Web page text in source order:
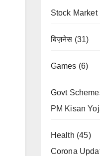
Stock Market
बिज़नेस (31)
Games (6)
Govt
PM Kisan
Health (45)
Corona